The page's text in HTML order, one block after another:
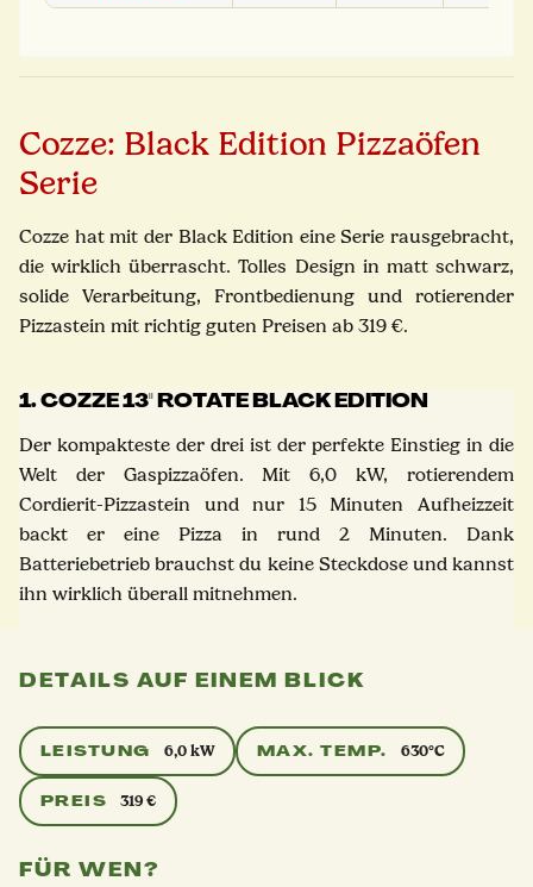
Cozze: Black Edition Pizzaöfen
Serie
Cozze hat mit der Black Edition eine Serie rausgebracht,
die wirklich überrascht. Tolles Design in matt schwarz,
solide Verarbeitung, Frontbedienung und rotierender
Pizzastein mit richtig guten Preisen ab 319 €.
1. COZZE 13'' ROTATE BLACK EDITION
Der kompakteste der drei ist der perfekte Einstieg in die
Welt der Gaspizzaöfen. Mit 6,0 kW, rotierendem
Cordierit-Pizzastein und nur 15 Minuten Aufheizzeit
backt er eine Pizza in rund 2 Minuten. Dank
Batteriebetrieb brauchst du keine Steckdose und kannst
ihn wirklich überall mitnehmen.
DETAILS AUF EINEM BLICK
LEISTUNG 6,0 kW MAX. TEMP. 630°C
PREIS 319 €
FÜR WEN?